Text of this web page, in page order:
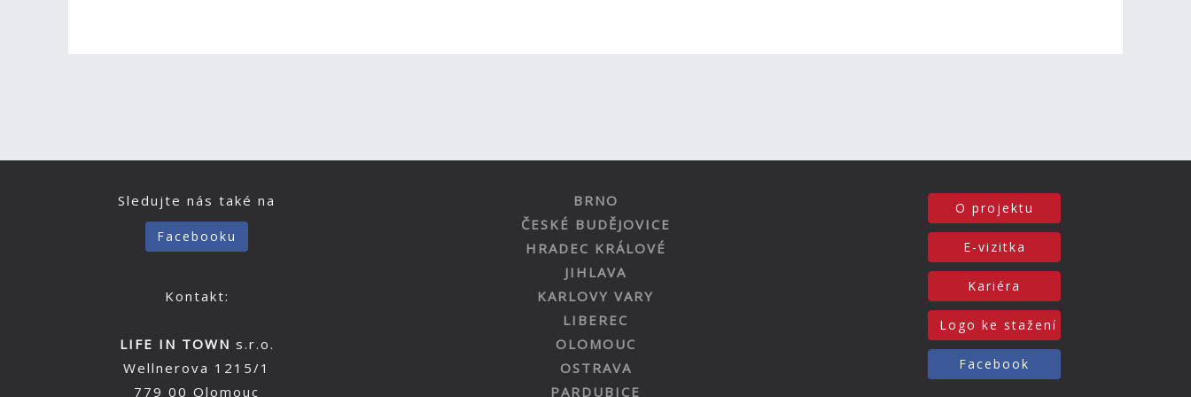
Sledujte nás také na
Facebooku
Kontakt:
LIFE IN TOWN s.r.o.
Wellnerova 1215/1
779 00 Olomouc
BRNO
ČESKÉ BUDĚJOVICE
HRADEC KRÁLOVÉ
JIHLAVA
KARLOVY VARY
LIBEREC
OLOMOUC
OSTRAVA
PARDUBICE
O projektu
E-vizitka
Kariéra
Logo ke stažení
Facebook